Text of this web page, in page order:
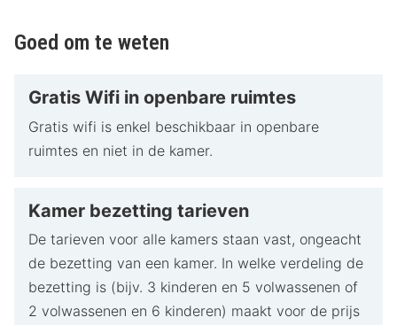
Goed om te weten
Gratis Wifi in openbare ruimtes
Gratis wifi is enkel beschikbaar in openbare
ruimtes en niet in de kamer.
Kamer bezetting tarieven
De tarieven voor alle kamers staan vast, ongeacht
de bezetting van een kamer. In welke verdeling de
bezetting is (bijv. 3 kinderen en 5 volwassenen of
2 volwassenen en 6 kinderen) maakt voor de prijs